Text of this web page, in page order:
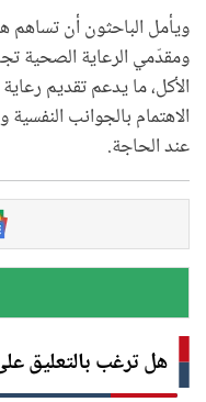
ويأمل الباحثون أن تساهم
ومقدّمي الرعاية الصحية
الأكل، ما يدعم تقديم
الاهتمام بالجوانب
عند الحاجة.
هل ترغب بالتعليق